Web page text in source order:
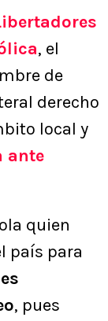
, el
de
derecho
local y
ante
quien
país para
, pues